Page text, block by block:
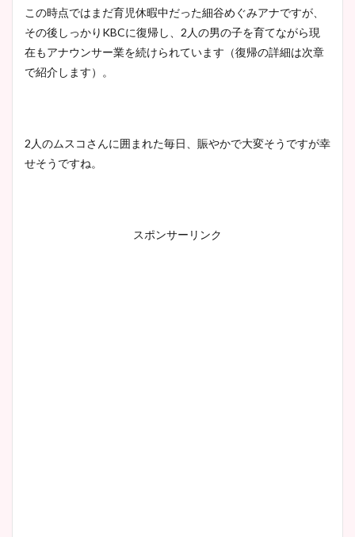
この時点ではまだ育児休暇中だった細谷めぐみアナですが、
その後しっかりKBCに復帰し、2人の男の子を育てながら現
在もアナウンサー業を続けられています（復帰の詳細は次章
で紹介します）。
2人のムスコさんに囲まれた毎日、賑やかで大変そうですが幸
せそうですね。
スポンサーリンク